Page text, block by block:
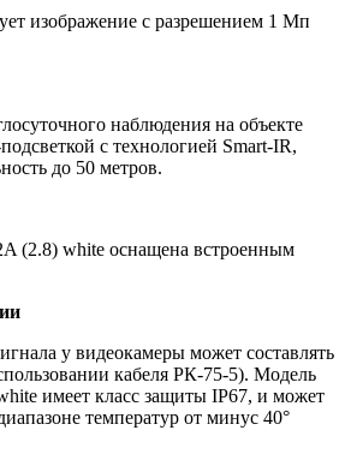
изображение с разрешением 1 Мп
наблюдения на объекте
с технологией Smart-IR,
до 50 метров.
(2.8) white оснащена встроенным
у видеокамеры может составлять
кабеля РК-75-5). Модель
имеет класс защиты IP67, и может
температур от минус 40°